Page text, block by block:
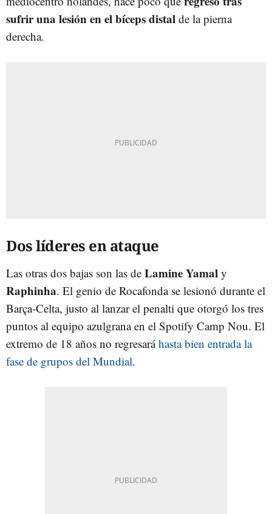
sufrir una lesión en el bíceps distal de la pierna
derecha.
Dos líderes en ataque
Las otras dos bajas son las de Lamine Yamal y
Raphinha. El genio de Rocafonda se lesionó durante el
Barça-Celta, justo al lanzar el penalti que otorgó los tres
puntos al equipo azulgrana en el Spotify Camp Nou. El
extremo de 18 años no regresaráhasta bien entrada la
fase de grupos del Mundial.